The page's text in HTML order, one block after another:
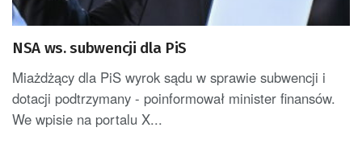
NSA ws. subwencji dla PiS
Miażdżący dla PiS wyrok sądu w sprawie subwencji i
dotacji podtrzymany - poinformował minister finansów.
We wpisie na portalu X...